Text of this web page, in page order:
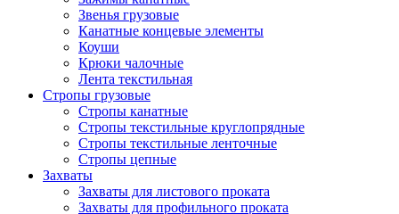
Звенья грузовые
Канатные концевые элементы
Коуши
Крюки чалочные
Лента текстильная
Стропы грузовые
Стропы канатные
Стропы текстильные круглопрядные
Стропы текстильные ленточные
Стропы цепные
Захваты
Захваты для листового проката
Захваты для профильного проката